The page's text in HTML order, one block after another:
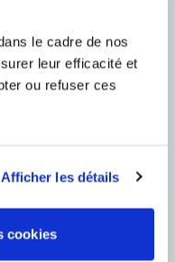
le cadre de nos
leur efficacité et
ou refuser ces
Afficher les détails
cookies